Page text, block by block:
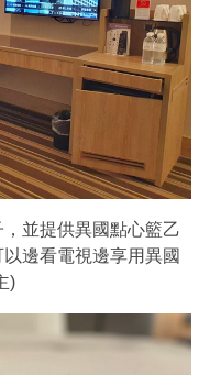
並提供異國點心籃乙
邊看電視邊享用異國
)